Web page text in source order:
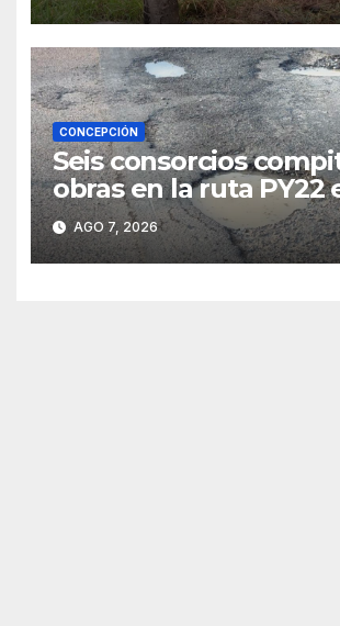
CONCEPCIÓN
Seis consorcios
obras en la ruta PY22
Concepción y Vallemí
AGO 7, 2026